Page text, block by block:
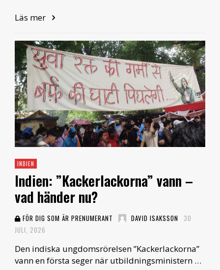
Läs mer
INDIEN
Indien: ”Kackerlackorna” vann –
vad händer nu?
FÖR DIG SOM ÄR PRENUMERANT DAVID ISAKSSON
30
JULI, 2026
Den indiska ungdomsrörelsen ”Kackerlackorna”
vann en första seger när utbildningsministern …